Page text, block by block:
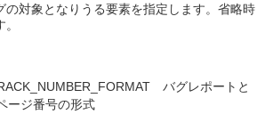
の対象となりうる要素を指定します。省略時
バグレポートと
ージ番号の形式